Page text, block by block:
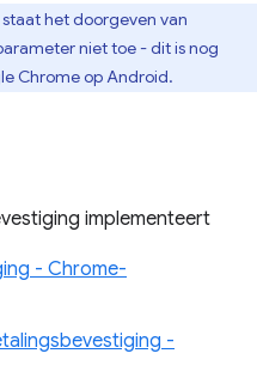
staat het doorgeven van
niet toe - dit is nog
Chrome op Android.
implementeert
- Chrome-
-